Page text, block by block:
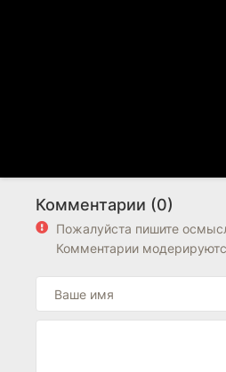
Комментарии (0)
Пожалуйста пишите
Комментарии